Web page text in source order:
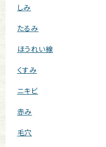
しみ
たるみ
ほうれい線
くすみ
ニキビ
赤み
毛穴